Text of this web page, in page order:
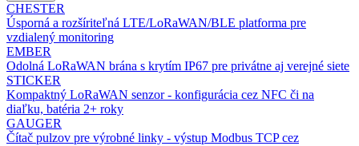
CHESTER
Úsporná a rozšíriteľná LTE/LoRaWAN/BLE platforma pre
vzdialený monitoring
EMBER
Odolná LoRaWAN brána s krytím IP67 pre privátne aj verejné siete
STICKER
Kompaktný LoRaWAN senzor - konfigurácia cez NFC či na
diaľku, batéria 2+ roky
GAUGER
Čítač pulzov pre výrobné linky - výstup Modbus TCP cez